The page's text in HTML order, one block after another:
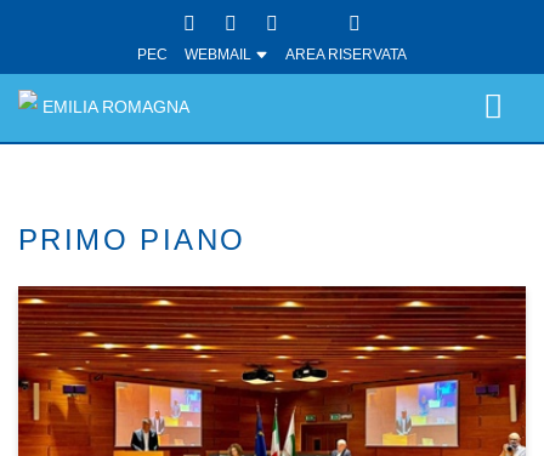
PEC WEBMAIL AREA RISERVATA
EMILIA ROMAGNA
PRIMO PIANO